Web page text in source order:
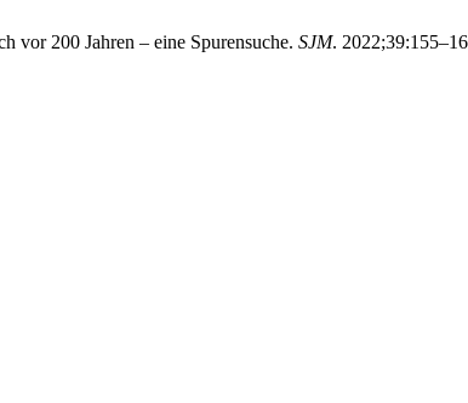
vor 200 Jahren – eine Spurensuche. SJM.